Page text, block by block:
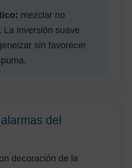
mezclar no
La inversión suave
sin favorecer
del
decoración de la